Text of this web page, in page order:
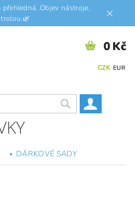
Objev nástroje,
CZK EUR
0 Kč
DÁRKOVÉ SADY